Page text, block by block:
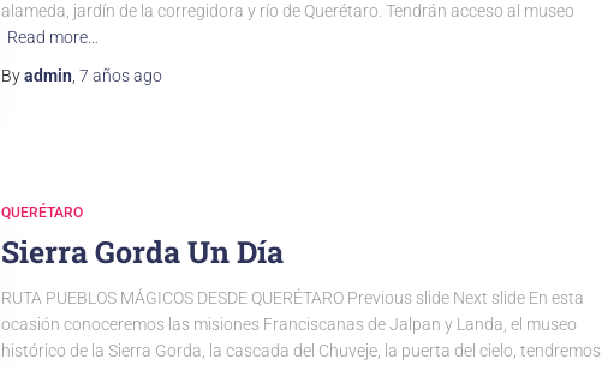
alameda, jardín de la corregidora y río de Querétaro. Tendrán acceso al museo
Read more…
Byadmin ,7 añosago
QUERÉTARO
Sierra Gorda Un Día
RUTA PUEBLOS MÁGICOS DESDE QUERÉTARO Previous slide Next slide En esta
ocasión conoceremos las misiones Franciscanas de Jalpan y Landa, el museo
histórico de la Sierra Gorda, la cascada del Chuveje, la puerta del cielo, tendremos